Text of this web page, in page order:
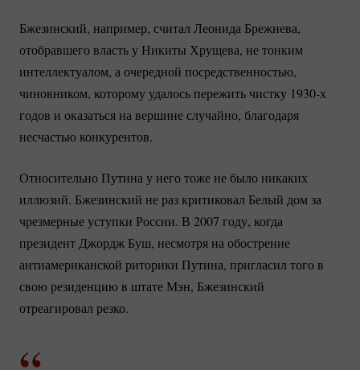
Бжезинский, например, считал Леонида Брежнева,
отобравшего власть у Никиты Хрущева, не тонким
интеллектуалом, а очередной посредственностью,
чиновником, которому удалось пережить чистку 1930-х
годов и оказаться на вершине случайно, благодаря
несчастью конкурентов.
Относительно Путина у него тоже не было никаких
иллюзий. Бжезинский не раз критиковал Белый дом за
чрезмерные уступки России. В 2007 году, когда
президент Джордж Буш, несмотря на обострение
антиамериканской риторики Путина, пригласил того в
свою резиденцию в штате Мэн, Бжезинский
отреагировал резко.